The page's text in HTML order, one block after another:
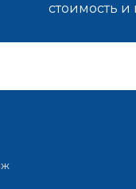
стоимость